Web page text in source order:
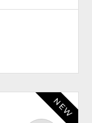
NEW